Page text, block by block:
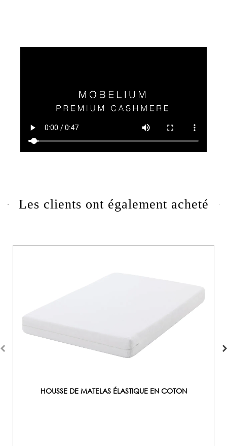
Les clients ont également acheté
HOUSSE DE MATELAS ÉLASTIQUE EN COTON